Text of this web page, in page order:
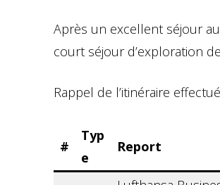
Après un excellent séjour au
court séjour d’exploration
Rappel de l’itinéraire
#
Typ
e
Report